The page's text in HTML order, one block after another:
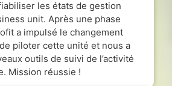
les états de gestion
unit. Après une phase
a impulsé le changement
piloter cette unité et nous a
outils de suivi de l’activité
Mission réussie !